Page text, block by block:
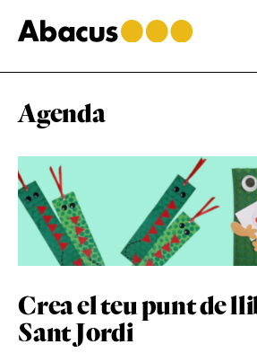
to
main
to
primary
to
footer
Agenda
Crea el teu punt de
Sant Jordi